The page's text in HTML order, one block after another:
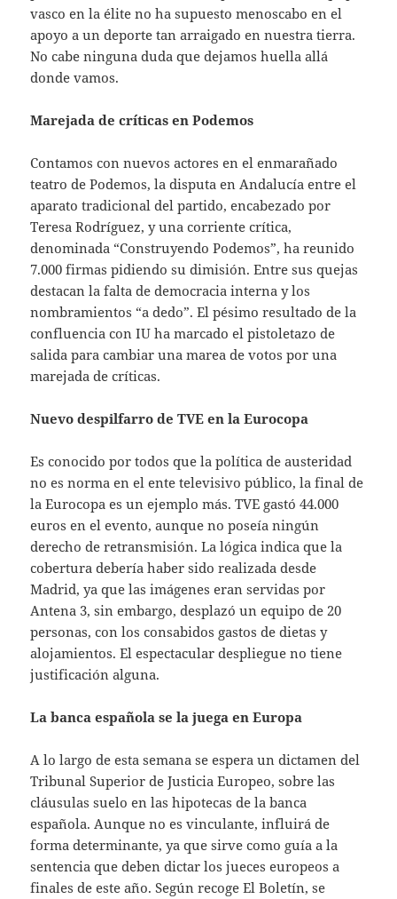
vasco en la élite no ha supuesto menoscabo en el
apoyo a un deporte tan arraigado en nuestra tierra.
No cabe ninguna duda que dejamos huella allá
donde vamos.
Marejada de críticas en Podemos
Contamos con nuevos actores en el enmarañado
teatro de Podemos, la disputa en Andalucía entre el
aparato tradicional del partido, encabezado por
Teresa Rodríguez, y una corriente crítica,
denominada “Construyendo Podemos”, ha reunido
7.000 firmas pidiendo su dimisión. Entre sus quejas
destacan la falta de democracia interna y los
nombramientos “a dedo”. El pésimo resultado de la
confluencia con IU ha marcado el pistoletazo de
salida para cambiar una marea de votos por una
marejada de críticas.
Nuevo despilfarro de TVE en la Eurocopa
Es conocido por todos que la política de austeridad
no es norma en el ente televisivo público, la final de
la Eurocopa es un ejemplo más. TVE gastó 44.000
euros en el evento, aunque no poseía ningún
derecho de retransmisión. La lógica indica que la
cobertura debería haber sido realizada desde
Madrid, ya que las imágenes eran servidas por
Antena 3, sin embargo, desplazó un equipo de 20
personas, con los consabidos gastos de dietas y
alojamientos. El espectacular despliegue no tiene
justificación alguna.
La banca española se la juega en Europa
A lo largo de esta semana se espera un dictamen del
Tribunal Superior de Justicia Europeo, sobre las
cláusulas suelo en las hipotecas de la banca
española. Aunque no es vinculante, influirá de
forma determinante, ya que sirve como guía a la
sentencia que deben dictar los jueces europeos a
finales de este año. Según recoge El Boletín, se